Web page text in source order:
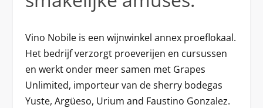
Vino Nobile is een wijnwinkel annex proeflokaal.
Het bedrijf verzorgt proeverijen en cursussen
en werkt onder meer samen met Grapes
Unlimited, importeur van de sherry bodegas
Yuste, Argüeso, Urium and Faustino Gonzalez.